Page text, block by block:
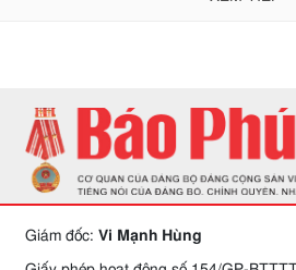
Giám đốc: Vi Mạnh Hùng